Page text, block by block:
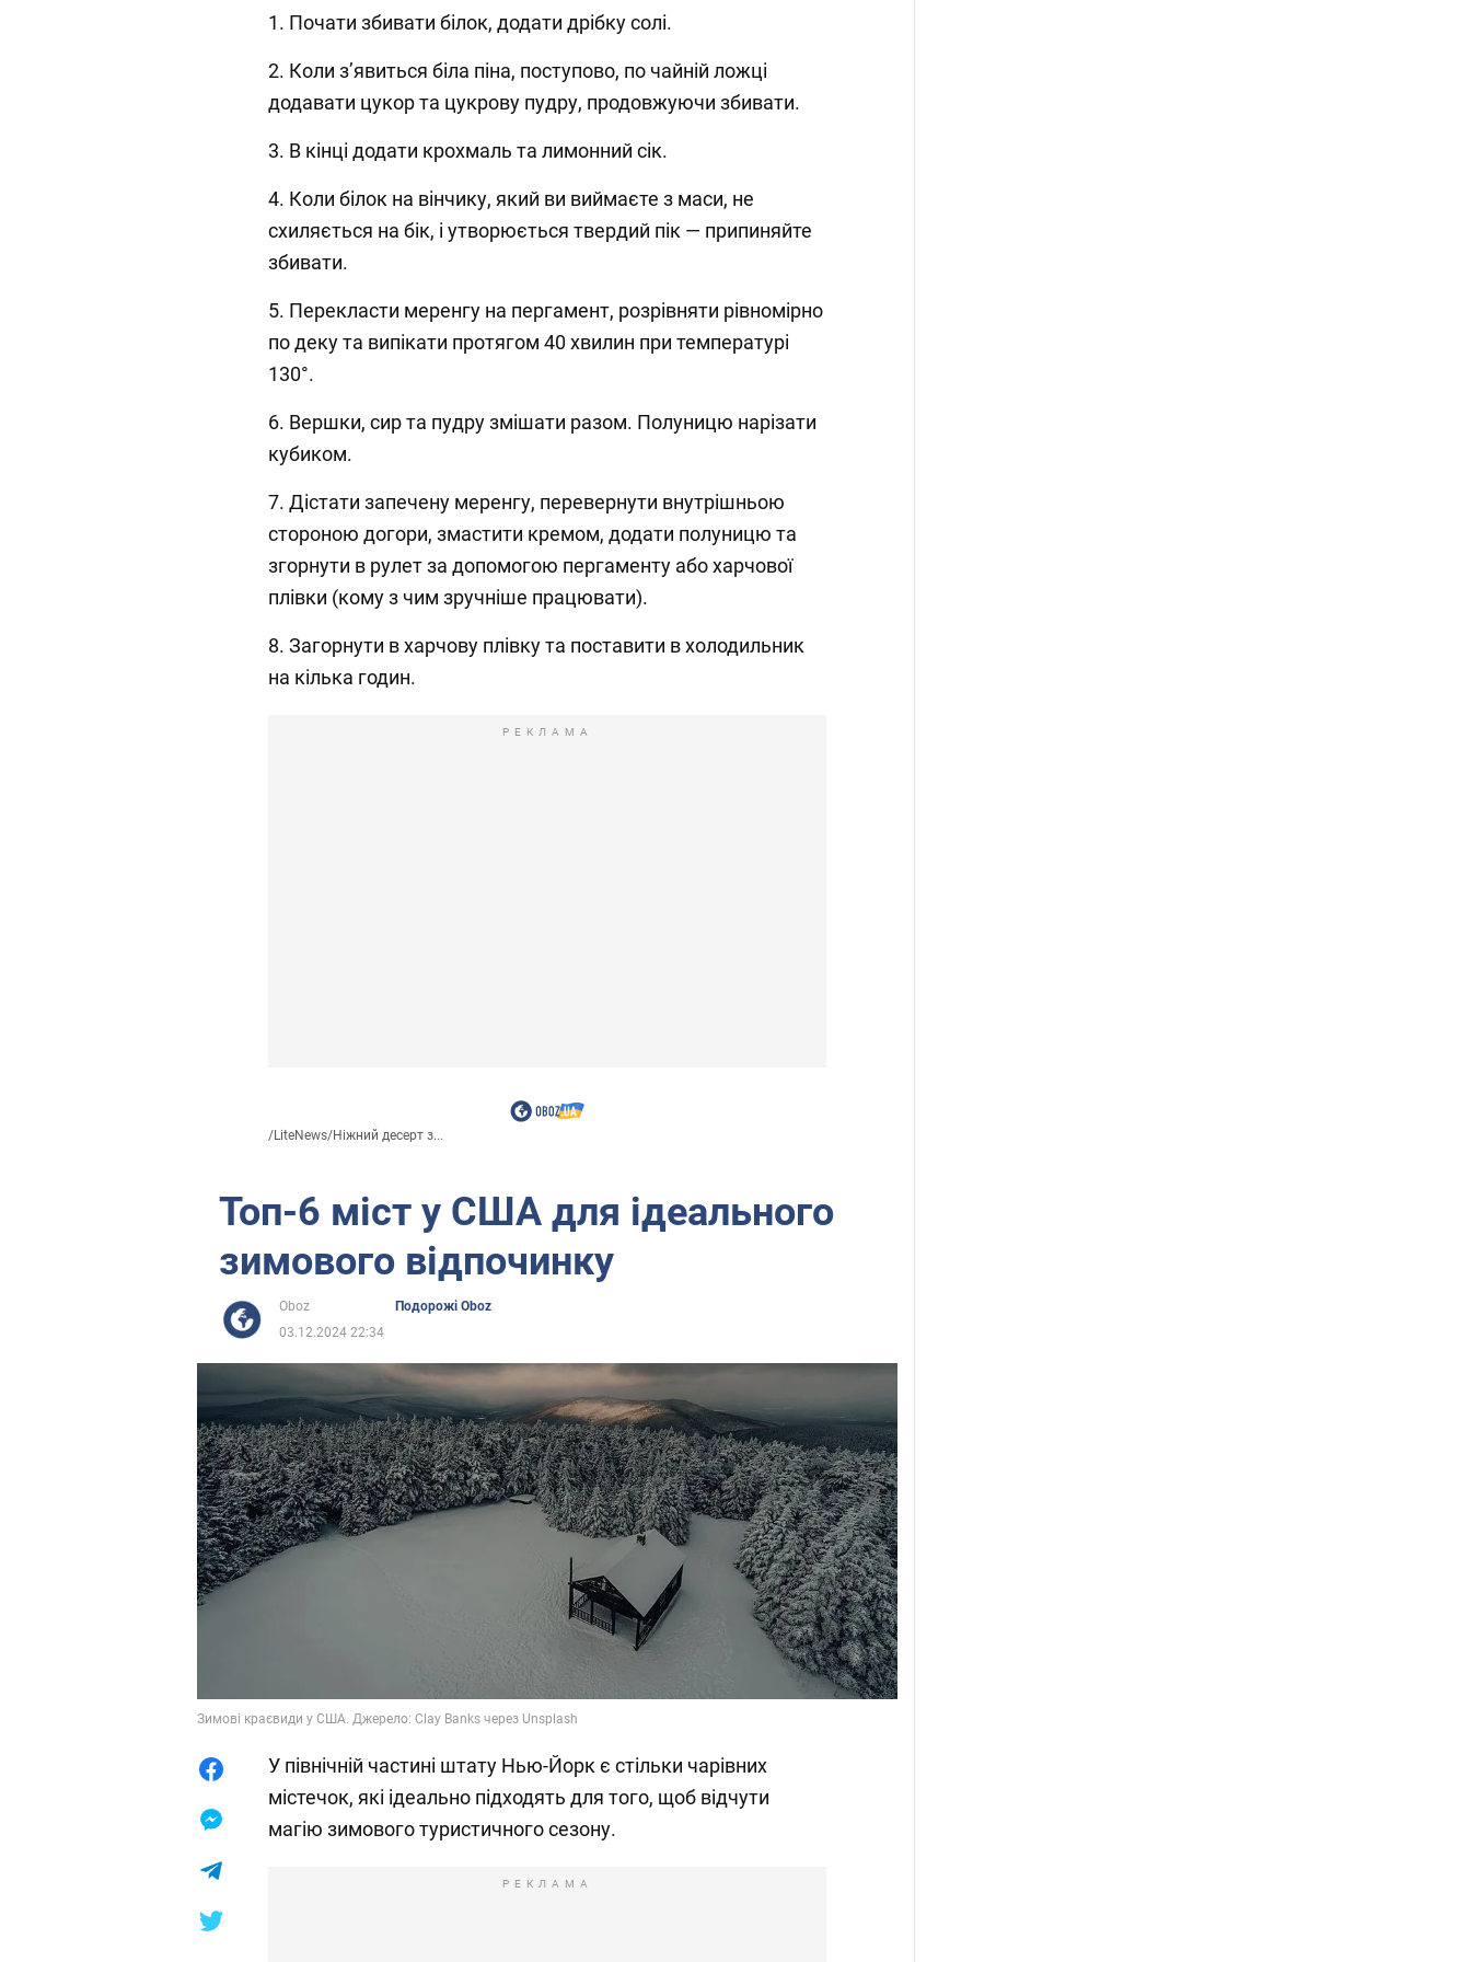
1. Почати збивати білок, додати дрібку солі.
2. Коли зʼявиться біла піна, поступово, по чайній ложці
додавати цукор та цукрову пудру, продовжуючи збивати.
3. В кінці додати крохмаль та лимонний сік.
4. Коли білок на вінчику, який ви виймаєте з маси, не
схиляється на бік, і утворюється твердий пік — припиняйте
збивати.
5. Перекласти меренгу на пергамент, розрівняти рівномірно
по деку та випікати протягом 40 хвилин при температурі
130°.
6. Вершки, сир та пудру змішати разом. Полуницю нарізати
кубиком.
7. Дістати запечену меренгу, перевернути внутрішньою
стороною догори, змастити кремом, додати полуницю та
згорнути в рулет за допомогою пергаменту або харчової
плівки (кому з чим зручніше працювати).
8. Загорнути в харчову плівку та поставити в холодильник
на кілька годин.
РЕКЛАМА
/LiteNews/Ніжний десерт з...
Топ-6 міст у США для ідеального
зимового відпочинку
Oboz
Подорожі Oboz
03.12.2024 22:34
Зимові краєвиди у США. Джерело: Clay Banks через Unsplash
У північній частині штату Нью-Йорк є стільки чарівних
містечок, які ідеально підходять для того, щоб відчути
магію зимового туристичного сезону.
РЕКЛАМА